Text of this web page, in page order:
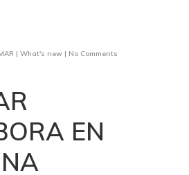
| What's new | No Comments
EN